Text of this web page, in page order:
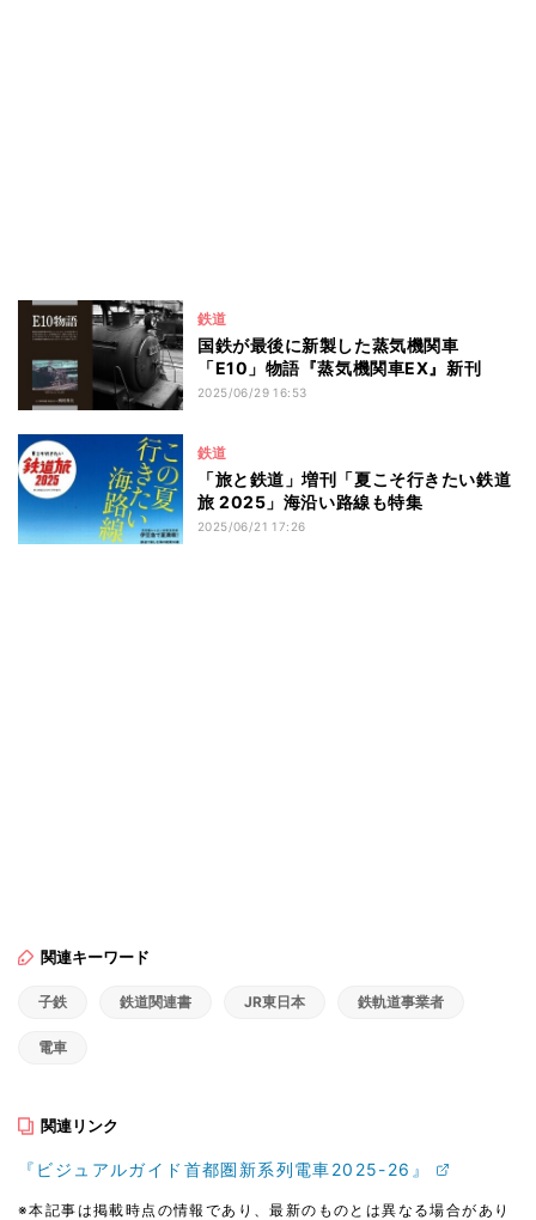
鉄道
国鉄が最後に新製した蒸気機関車
「E10」物語『蒸気機関車EX』新刊
2025/06/29 16:53
鉄道
「旅と鉄道」増刊「夏こそ行きたい鉄道
旅 2025」海沿い路線も特集
2025/06/21 17:26
関連キーワード
子鉄 鉄道関連書 JR東日本 鉄軌道事業者
電車
関連リンク
『ビジュアルガイド首都圏新系列電車2025-26』
※本記事は掲載時点の情報であり、最新のものとは異なる場合があり